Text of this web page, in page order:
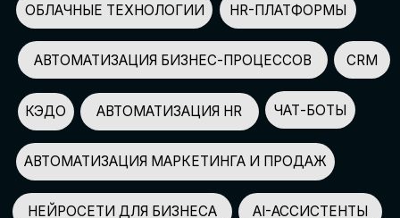
ПАРТНЕРОВ
100+
УЧАСТНИКОВ
2500+